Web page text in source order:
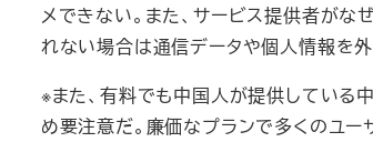
メできない。また、サービス提供者がな
れない場合は通信データや個人情報を
※また、有料でも中国人が提供している
め要注意だ。廉価なプランで多くのユ